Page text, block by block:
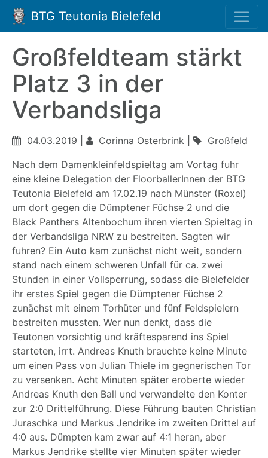
BTG Teutonia Bielefeld
Großfeldteam stärkt
Platz 3 in der
Verbandsliga
04.03.2019 | Corinna Osterbrink |
Großfeld
Nach dem Damenkleinfeldspieltag am Vortag fuhr
eine kleine Delegation der FloorballerInnen der BTG
Teutonia Bielefeld am 17.02.19 nach Münster (Roxel)
um dort gegen die Dümptener Füchse 2 und die
Black Panthers Altenbochum ihren vierten Spieltag in
der Verbandsliga NRW zu bestreiten. Sagten wir
fuhren? Ein Auto kam zunächst nicht weit, sondern
stand nach einem schweren Unfall für ca. zwei
Stunden in einer Vollsperrung, sodass die Bielefelder
ihr erstes Spiel gegen die Dümptener Füchse 2
zunächst mit einem Torhüter und fünf Feldspielern
bestreiten mussten. Wer nun denkt, dass die
Teutonen vorsichtig und kräftesparend ins Spiel
starteten, irrt. Andreas Knuth brauchte keine Minute
um einen Pass von Julian Thiele im gegnerischen Tor
zu versenken. Acht Minuten später eroberte wieder
Andreas Knuth den Ball und verwandelte den Konter
zur 2:0 Drittelführung. Diese Führung bauten Christian
Juraschka und Markus Jendrike im zweiten Drittel auf
4:0 aus. Dümpten kam zwar auf 4:1 heran, aber
Markus Jendrike stellte vier Minuten später wieder